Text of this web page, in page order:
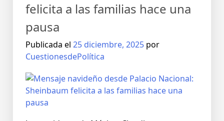
felicita a las familias hace una
pausa
Publicada el 25 diciembre, 2025 por
CuestionesdePolítica